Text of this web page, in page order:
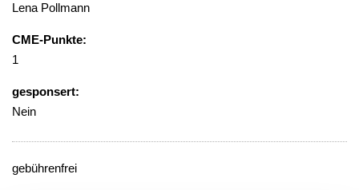
Lena Pollmann
CME-Punkte:
1
gesponsert:
Nein
gebührenfrei